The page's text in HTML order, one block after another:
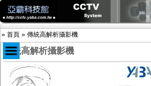
» 首頁 » 傳統高解析攝影機
商品目錄
傳統高解析攝影機